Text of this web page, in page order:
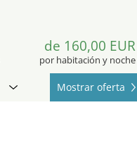
de 160,00 EUR
por habitación y noche
Mostrar oferta